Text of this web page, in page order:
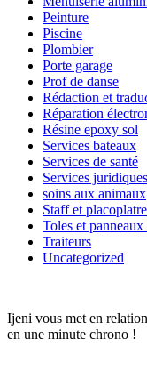
Peinture
Piscine
Plombier
Porte garage
Prof de danse
Rédaction et
Réparation
Résine epoxy sol
Services bateaux
Services de santé
Services juridiques
soins aux animaux
Staff et placoplatre
Toles et
Traiteurs
Uncategorized
Ijeni vous met en
en une minute chrono !